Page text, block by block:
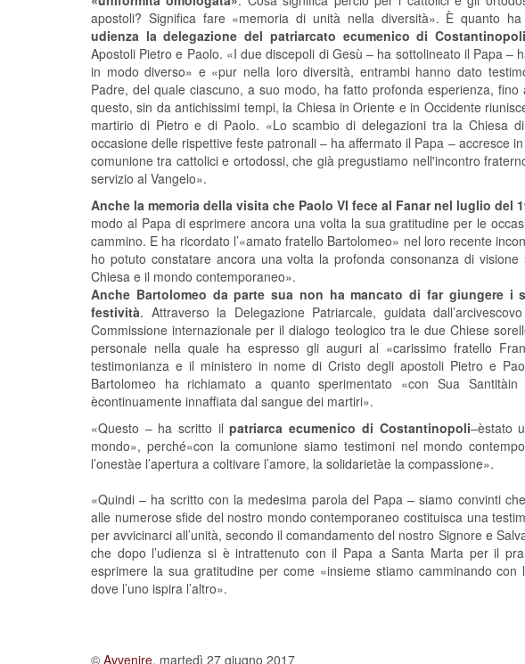
apostoli? Significa fare «memoria di unità nella diversità». È quanto
udienza la delegazione del patriarcato ecumenico di Costantinopoli
Apostoli Pietro e Paolo. «I due discepoli di Gesù – ha sottolineato il Papa –
in modo diverso» e «pur nella loro diversità, entrambi hanno dato
Padre, del quale ciascuno, a suo modo, ha fatto profonda esperienza,
questo, sin da antichissimi tempi, la Chiesa in Oriente e in Occidente
martirio di Pietro e di Paolo. «Lo scambio di delegazioni tra la Chiesa
occasione delle rispettive feste patronali – ha affermato il Papa – accresce
comunione tra cattolici e ortodossi, che già pregustiamo nell'incontro
servizio al Vangelo».
Anche la memoria della visita che Paolo VI fece al Fanar nel luglio del
modo al Papa di esprimere ancora una volta la sua gratitudine per le
cammino. E ha ricordato l’«amato fratello Bartolomeo» nel loro recente
ho potuto constatare ancora una volta la profonda consonanza di
Chiesa e il mondo contemporaneo».
Anche Bartolomeo da parte sua non ha mancato di far giungere i
festività. Attraverso la Delegazione Patriarcale, guidata
Commissione internazionale per il dialogo teologico tra le due Chiese
personale nella quale ha espresso gli auguri al «carissimo fratello
testimonianza e il ministero in nome di Cristo degli apostoli Pietro e
Bartolomeo ha richiamato a quanto sperimentato «con Sua
ècontinuamente innaffiata dal sangue dei martiri».
«Questo – ha scritto ilpatriarca ecumenico di Costantinopoli–èstato
mondo», perché«con la comunione siamo testimoni nel mondo
l’onestàe l’apertura a coltivare l’amore, la solidarietàe la compassione».
«Quindi – ha scritto con la medesima parola del Papa – siamo convinti
alle numerose sfide del nostro mondo contemporaneo costituisca una
per avvicinarci all’unità, secondo il comandamento del nostro Signore e
che dopo l’udienza si è intrattenuto con il Papa a Santa Marta per il
esprimere la sua gratitudine per come «insieme stiamo camminando
dove l’uno ispira l’altro».
© Avvenire, martedì 27 giugno 2017